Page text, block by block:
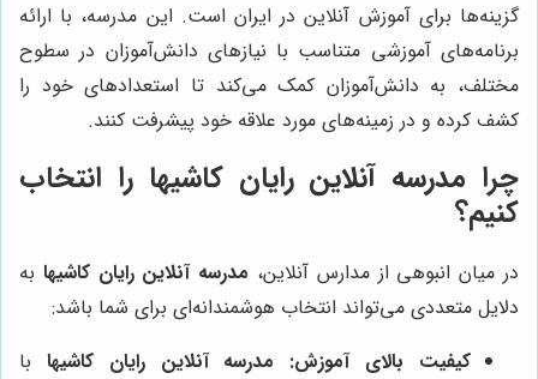
گزینه‌ها برای آموزش آنلاین در ایران است. این مدرسه، با ارائه
برنامه‌های آموزشی متناسب با نیازهای دانش‌آموزان در سطوح
مختلف، به دانش‌آموزان کمک می‌کند تا استعدادهای خود را
کشف کرده و در زمینه‌های مورد علاقه خود پیشرفت کنند.
چرا مدرسه آنلاین رایان کاشیها را انتخاب
کنیم؟
در میان انبوهی از مدارس آنلاین، مدرسه آنلاین رایان کاشیها به
دلایل متعددی می‌تواند انتخاب هوشمندانه‌ای برای شما باشد:
کیفیت بالای آموزش: مدرسه آنلاین رایان کاشیها با